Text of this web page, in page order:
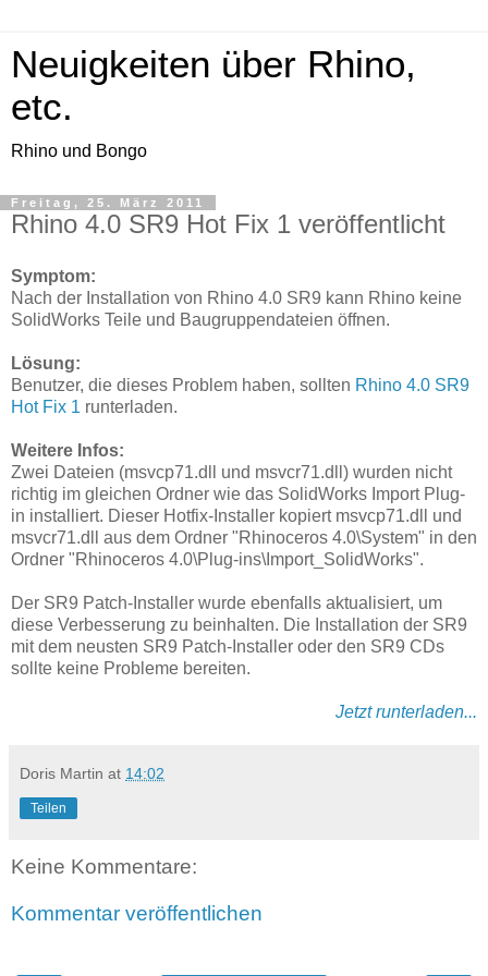
Neuigkeiten über Rhino,
etc.
Rhino und Bongo
Freitag, 25. März 2011
Rhino 4.0 SR9 Hot Fix 1 veröffentlicht
Symptom:
Nach der Installation von Rhino 4.0 SR9 kann Rhino keine
SolidWorks Teile und Baugruppendateien öffnen.
Lösung:
Benutzer, die dieses Problem haben, sollten Rhino 4.0 SR9
Hot Fix 1 runterladen.
Weitere Infos:
Zwei Dateien (msvcp71.dll und msvcr71.dll) wurden nicht
richtig im gleichen Ordner wie das SolidWorks Import Plug-
in installiert. Dieser Hotfix-Installer kopiert msvcp71.dll und
msvcr71.dll aus dem Ordner "Rhinoceros 4.0\System" in den
Ordner "Rhinoceros 4.0\Plug-ins\Import_SolidWorks".
Der SR9 Patch-Installer wurde ebenfalls aktualisiert, um
diese Verbesserung zu beinhalten. Die Installation der SR9
mit dem neusten SR9 Patch-Installer oder den SR9 CDs
sollte keine Probleme bereiten.
Jetzt runterladen...
Doris Martin at 14:02
Teilen
Keine Kommentare:
Kommentar veröffentlichen